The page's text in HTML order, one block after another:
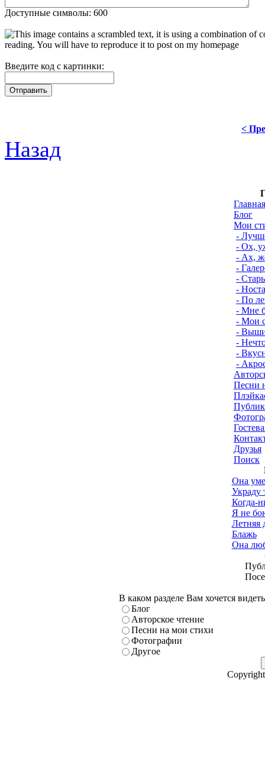
Доступные символы: 600
Введите код с картинки:
<
Назад
Главная
Блог
Мои
-
- Ох,
- Ах,
-
-
-
- По
- Мне
- Мои
-
-
-
-
Песни
Друзья
Поиск
Она
Украду
Когда-
Я не
Летняя
Блажь
Она
В каком разделе Вам хочется
Блог
Авторское чтение
Песни на мои стихи
Фотографии
Другое